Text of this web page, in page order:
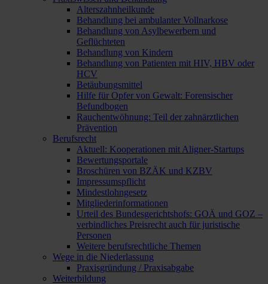
Alterszahnheilkunde
Behandlung bei ambulanter Vollnarkose
Behandlung von Asylbewerbern und
Geflüchteten
Behandlung von Kindern
Behandlung von Patienten mit HIV, HBV oder
HCV
Betäubungsmittel
Hilfe für Opfer von Gewalt: Forensischer
Befundbogen
Rauchentwöhnung: Teil der zahnärztlichen
Prävention
Berufsrecht
Aktuell: Kooperationen mit Aligner-Startups
Bewertungsportale
Broschüren von BZÄK und KZBV
Impressumspflicht
Mindestlohngesetz
Mitgliederinformationen
Urteil des Bundesgerichtshofs: GOÄ und GOZ –
verbindliches Preisrecht auch für juristische
Personen
Weitere berufsrechtliche Themen
Wege in die Niederlassung
Praxisgründung / Praxisabgabe
Weiterbildung